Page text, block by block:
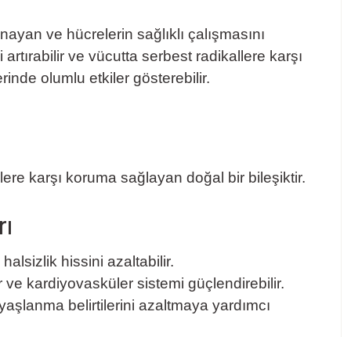
ve hücrelerin sağlıklı çalışmasını
ve vücutta serbest radikallere karşı
olumlu etkiler gösterebilir.
karşı koruma sağlayan doğal bir bileşiktir.
hissini azaltabilir.
ve kardiyovasküler sistemi güçlendirebilir.
belirtilerini azaltmaya yardımcı